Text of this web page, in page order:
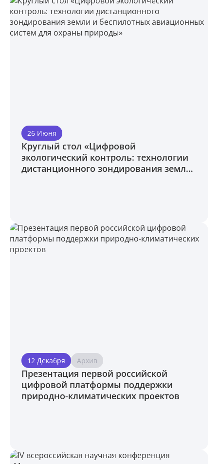
26 Июня
Круглый стол «Цифровой
экологический контроль: технологии
дистанционного зондирования земли
12 Декабря Архив
Презентация первой российской
цифровой платформы поддержки
природно-климатических проектов